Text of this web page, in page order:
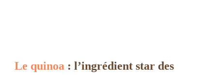
Le quinoa : l’ingrédient star des